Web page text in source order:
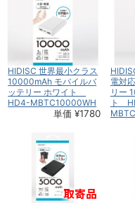
HIDISC 世界最小クラス
10000mAh モバイルバ
ッテリー ホワイト
HD4-MBTC10000WH
単価 ¥1780
電対
リー
ト